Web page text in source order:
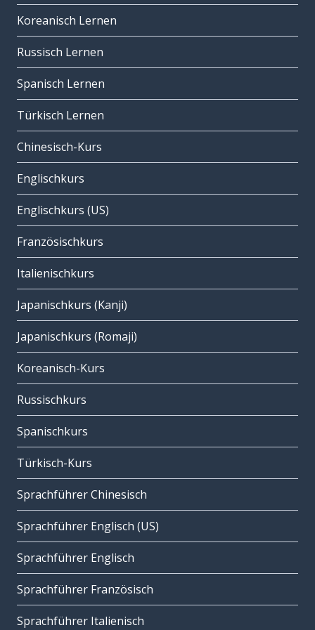
Koreanisch Lernen
Russisch Lernen
Spanisch Lernen
Türkisch Lernen
Chinesisch-Kurs
Englischkurs
Englischkurs (US)
Französischkurs
Italienischkurs
Japanischkurs (Kanji)
Japanischkurs (Romaji)
Koreanisch-Kurs
Russischkurs
Spanischkurs
Türkisch-Kurs
Sprachführer Chinesisch
Sprachführer Englisch (US)
Sprachführer Englisch
Sprachführer Französisch
Sprachführer Italienisch